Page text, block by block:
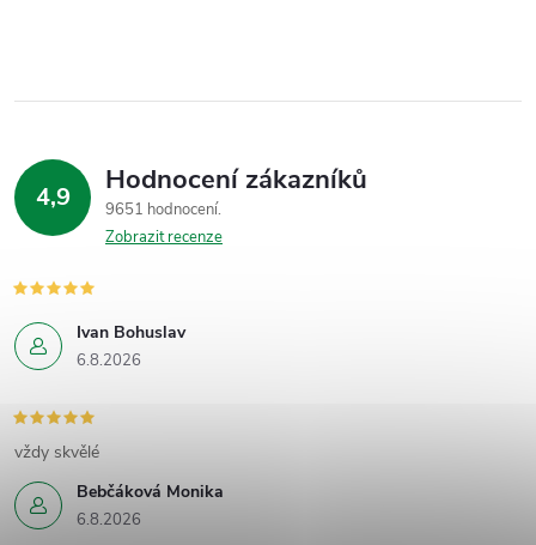
4,9 Hodnocení zákazníků
9651 hodnocení
Zobrazit recenze
Ivan Bohuslav
6.8.2026
Bebčáková Monika
6.8.2026
vždy skvělé